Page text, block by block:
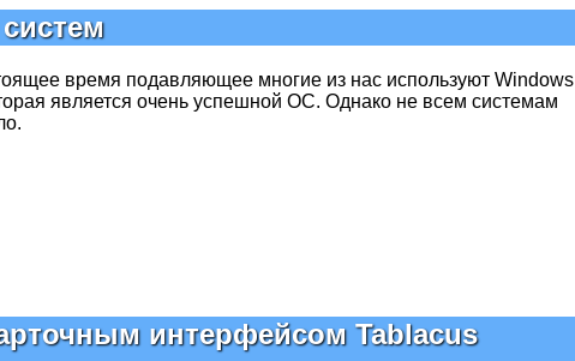
время подавляющее многие из нас используют Windows
является очень успешной ОС. Однако не всем системам
интерфейсом Tablacus